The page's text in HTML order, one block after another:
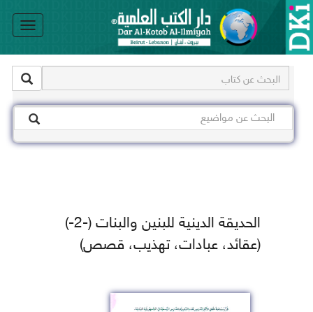
الحديقة الدينية للبنين والبنات (-2-)
(عقائد، عبادات، تهذيب، قصص)